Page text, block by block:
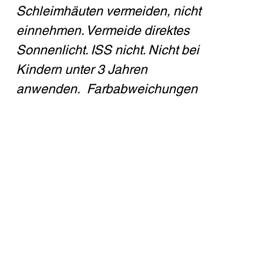
Schleimhäuten vermeiden, nicht
einnehmen. Vermeide direktes
Sonnenlicht. ISS nicht. Nicht bei
Kindern unter 3 Jahren
anwenden. Farbabweichungen